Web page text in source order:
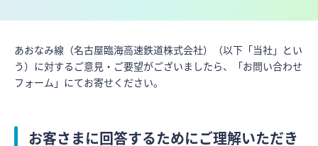
あおなみ線（名古屋臨海高速鉄道株式会社）（以下「当社」とい
う）に対するご意見・ご要望がございましたら、「お問い合わせ
フォーム」にてお寄せください。
お客さまに回答するためにご理解いただき